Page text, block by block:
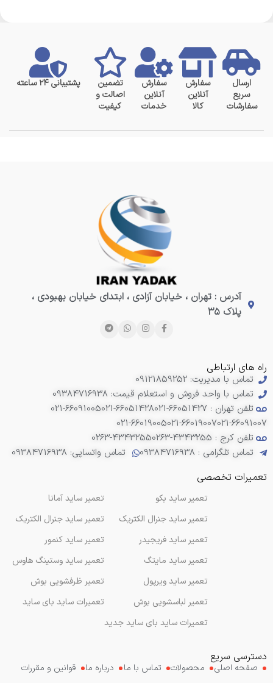
ارسال
سریع
سفارشات
سفارش
آنلاین
کالا
سفارش
آنلاین
خدمات
تضمین
اصالت و
کیفیت
پشتیبانی ۲۴ ساعته
آدرس : تهران ، خیابان آزادی ، ابتدای خیابان بهبودی ،
پلاک ۳۵
راه های ارتباطی
تماس با مدیریت: 09121859252
تماس با واحد فروش و استعلام قیمت: 09384716938
تلفن تهران : 66051427-021
021-66051428
021-66091005
021-66091007
021-66019007
021-66019005
تلفن کرج : 4343255-0263
0263-4343255
تماس تلگرامی : 09384716938
تماس واتساپی: 09384716938
تعمیرات تخصصی
تعمیر ساید آمانا
تعمیر ساید جنرال الکتریک
تعمیر ساید کنمور
تعمیر ساید وستینگ هاوس
تعمیر ظرفشویی بوش
تعمیرات ساید بای ساید
تعمیر ساید بکو
تعمیر ساید جنرال الکتریک
تعمیر ساید فریجیدر
تعمیر ساید مایتگ
تعمیر ساید ویرپول
تعمیر لباسشویی بوش
تعمیرات ساید بای ساید جدید
دسترسی سریع
صفحه اصلی محصولات تماس با ما درباره ما قوانین و مقررات